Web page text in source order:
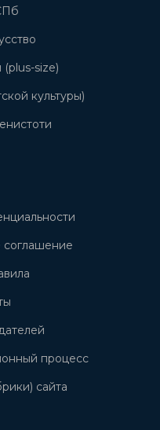
size)
культуры)
соглашение
процесс
сайта